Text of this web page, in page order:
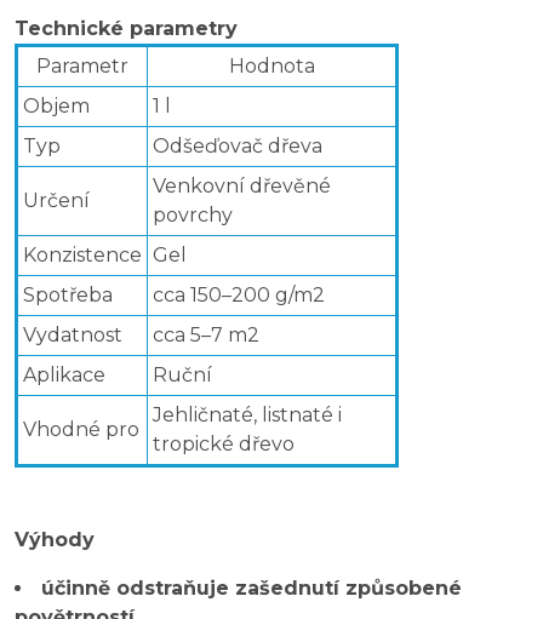
Technické parametry
Parametr
Hodnota
Objem
1 l
Typ
Odšeďovač dřeva
Určení
Venkovní dřevěné
povrchy
Konzistence Gel
Spotřeba
cca 150–200 g/m2
Vydatnost
cca 5–7 m2
Aplikace
Ruční
Vhodné pro
Jehličnaté, listnaté i
tropické dřevo
Výhody
účinně odstraňuje zašednutí způsobené